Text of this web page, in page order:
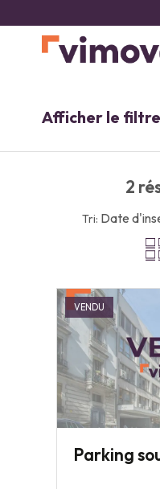
Afficher le
2
Tri: Date
VENDU
Parking